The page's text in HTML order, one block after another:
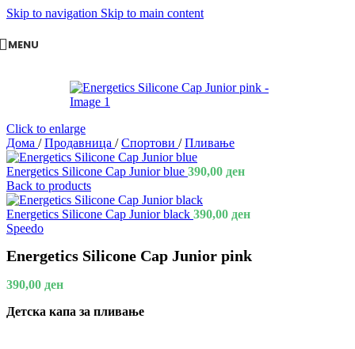
Skip to navigation Skip to main content
MENU
Click to enlarge
Дома / Продавница / Спортови / Пливање
Energetics Silicone Cap Junior blue 390,00 ден
Back to products
Energetics Silicone Cap Junior black 390,00 ден
Speedo
Energetics Silicone Cap Junior pink
390,00 ден
Детска капа за пливање